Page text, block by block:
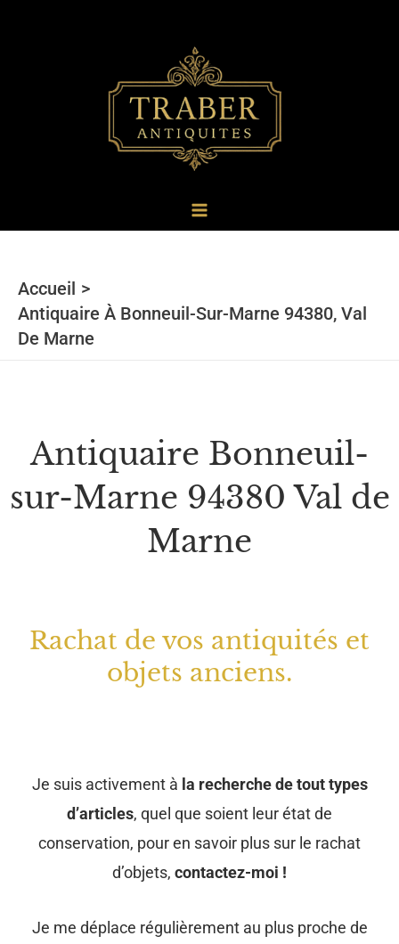
Accueil
Antiquaire À Bonneuil-Sur-Marne 94380, Val
De Marne
Antiquaire Bonneuil-
sur-Marne 94380 Val de
Marne
Rachat de vos antiquités et
objets anciens.
Je suis activement à la recherche de tout types
d’articles, quel que soient leur état de
conservation, pour en savoir plus sur le rachat
d’objets, contactez-moi !
Je me déplace régulièrement au plus proche de